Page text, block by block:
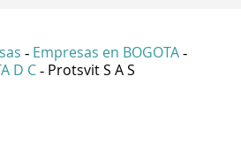
- Empresas en BOGOTA -
D C - Protsvit S A S